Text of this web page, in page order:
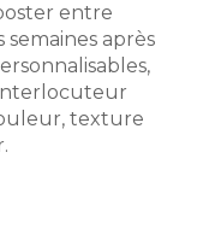
entre
après
texture